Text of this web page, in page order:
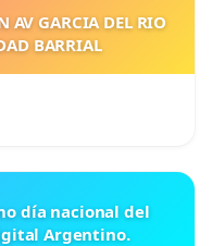
AV GARCIA DEL RIO
BARRIAL
día nacional del
Argentino.